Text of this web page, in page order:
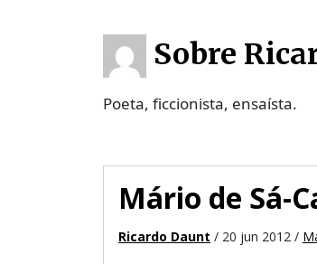
Sobre
Poeta, ficcionista, ensaísta.
Mário de Sá-
Ricardo Daunt / 20 jun 2012 /